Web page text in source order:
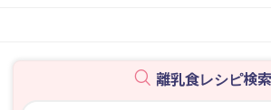
離乳食レシピ検索